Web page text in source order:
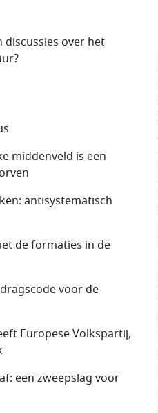
discussies over het
middenveld is een
antisystematisch
de formaties in de
voor de
Europese Volkspartij,
een zweepslag voor